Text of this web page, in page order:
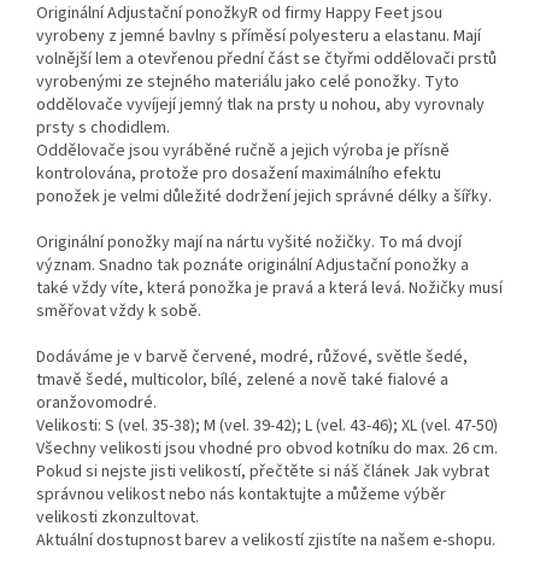
Originální Adjustační ponožkyR od firmy Happy Feet jsou
vyrobeny z jemné bavlny s příměsí polyesteru a elastanu. Mají
volnější lem a otevřenou přední část se čtyřmi oddělovači prstů
vyrobenými ze stejného materiálu jako celé ponožky. Tyto
oddělovače vyvíjejí jemný tlak na prsty u nohou, aby vyrovnaly
prsty s chodidlem.
Oddělovače jsou vyráběné ručně a jejich výroba je přísně
kontrolována, protože pro dosažení maximálního efektu
ponožek je velmi důležité dodržení jejich správné délky a šířky.
Originální ponožky mají na nártu vyšité nožičky. To má dvojí
význam. Snadno tak poznáte originální Adjustační ponožky a
také vždy víte, která ponožka je pravá a která levá. Nožičky musí
směřovat vždy k sobě.
Dodáváme je v barvě červené, modré, růžové, světle šedé,
tmavě šedé, multicolor, bílé, zelené a nově také fialové a
oranžovomodré.
Velikosti: S (vel. 35-38); M (vel. 39-42); L (vel. 43-46); XL (vel. 47-50)
Všechny velikosti jsou vhodné pro obvod kotníku do max. 26 cm.
Pokud si nejste jisti velikostí, přečtěte si náš článek Jak vybrat
správnou velikost nebo nás kontaktujte a můžeme výběr
velikosti zkonzultovat.
Aktuální dostupnost barev a velikostí zjistíte na našem e-shopu.